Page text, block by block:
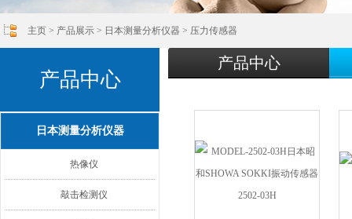
主页 > 产品展示 > 日本测量分析仪器 > 压力传感器
产品中心
日本测量分析仪器
热像仪
敲击检测仪
产品中心